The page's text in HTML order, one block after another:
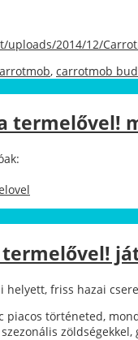
2014/12/
, carrotmob
termelővel!
termelővel!
helyett, friss hazai
piacos történeted,